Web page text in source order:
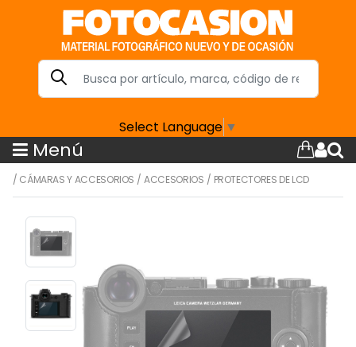
Select Language ▼
Menú
/ CÁMARAS Y ACCESORIOS /ACCESORIOS / PROTECTORES DE LCD